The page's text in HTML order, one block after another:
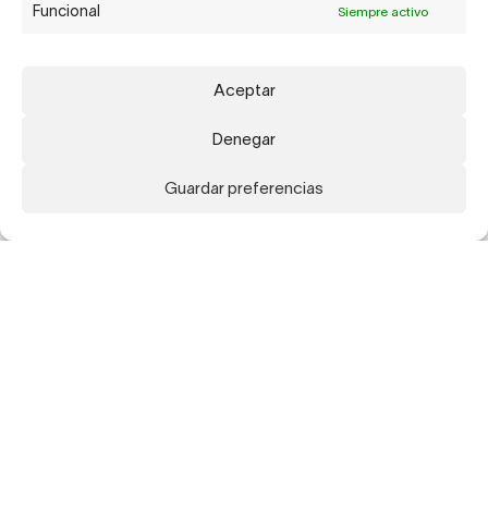
Funcional Siempre activo
Aceptar
Denegar
Guardar preferencias